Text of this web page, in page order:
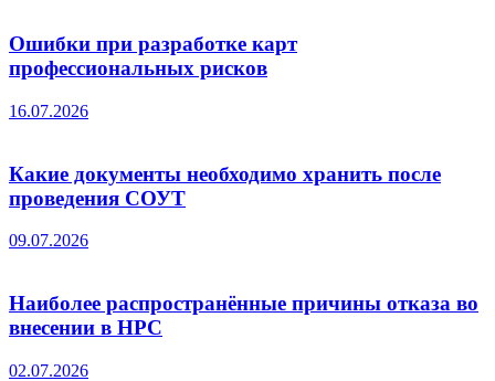
Ошибки при разработке карт
профессиональных рисков
16.07.2026
Какие документы необходимо хранить после
проведения СОУТ
09.07.2026
Наиболее распространённые причины отказа во
внесении в НРС
02.07.2026